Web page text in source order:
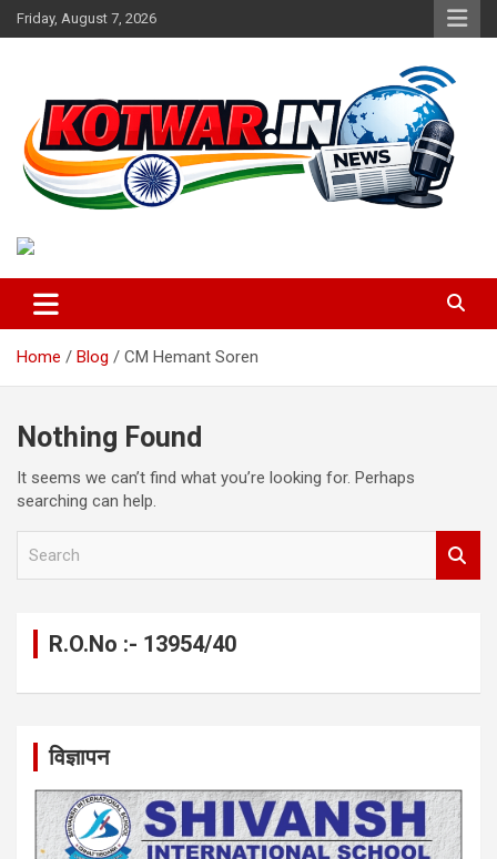
Skip
to
Friday, August 7, 2026
kotwar.in
Home Blog CM Hemant Soren
Nothing Found
It seems we can’t find what you’re looking for. Perhaps
searching can help.
R.O.No :- 13954/40
विज्ञापन